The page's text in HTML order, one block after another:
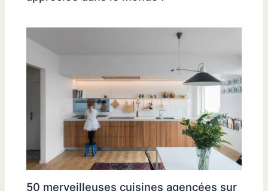
50 merveilleuses cuisines agencées sur